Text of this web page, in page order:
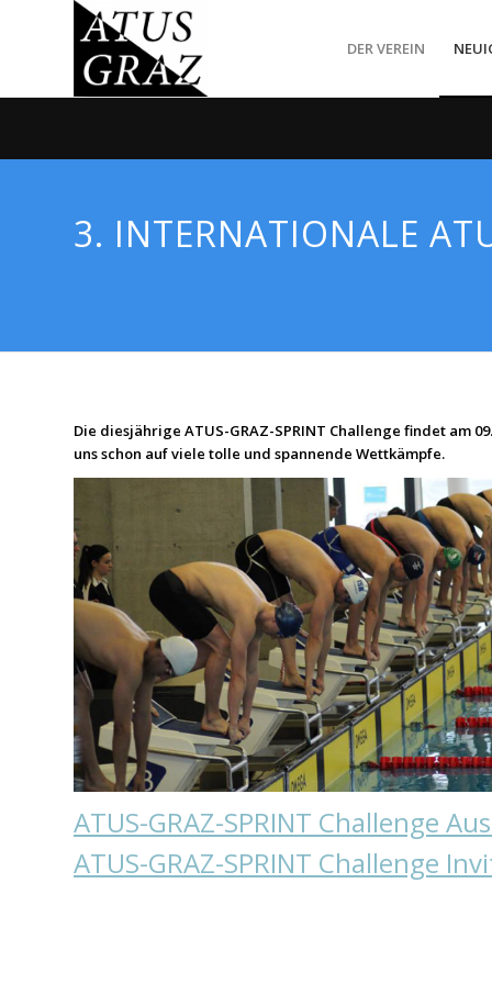
DER VEREIN
3. INTERNATIONALE
Die diesjährige ATUS-GRAZ-SPRINT Challenge findet am
uns schon auf viele tolle und spannende Wettkämpfe.
ATUS-GRAZ-SPRINT Challenge
ATUS-GRAZ-SPRINT Challenge